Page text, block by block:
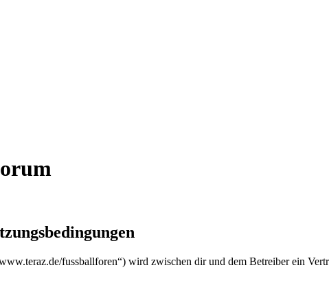
fussballforen“) wird zwischen dir und dem Betreiber ein